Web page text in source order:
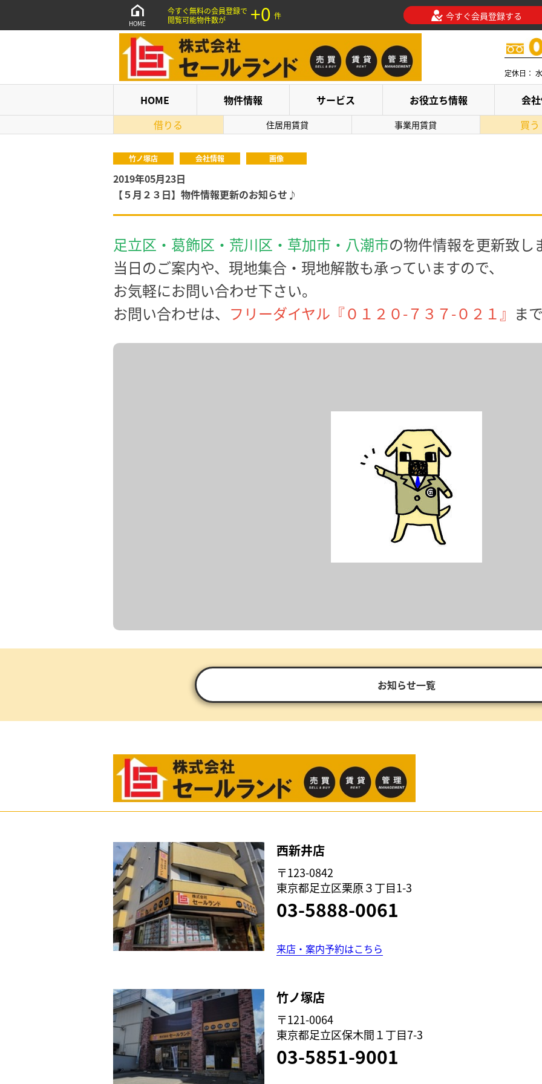
HOME
今すぐ無料の会員登録で
閲覧可能物件数が
+0 件 今すぐ会員登録する
定休日：
HOME 物件情報 サービス お役立ち情報
会
借りる
住居用賃貸 事業用賃貸 買う
竹ノ塚店 会社情報 画像
2019年05月23日
【５月２３日】物件情報更新のお知らせ♪
足立区・葛飾区・荒川区・草加市・八潮市の物件情報を更新致し
当日のご案内や、現地集合・現地解散も承っていますので、
お気軽にお問い合わせ下さい。
お問い合わせは、 フリーダイヤル『０１２０-７３７-０２１』 ま
お知らせ一覧
西新井店
〒123-0842
東京都足立区栗原３丁目1-3
03-5888-0061
来店・案内予約はこちら
竹ノ塚店
〒121-0064
東京都足立区保木間１丁目7-3
03-5851-9001